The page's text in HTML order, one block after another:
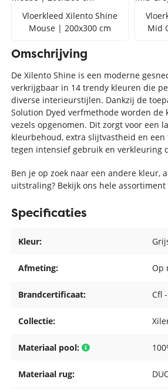
Vloerkleed Xilento Shine
Mouse | 200x300 cm
Mid
Omschrijving
De Xilento Shine is een moderne
verkrijgbaar in 14 trendy kleuren die
diverse interieurstijlen. Dankzij de
Solution Dyed verfmethode worden de
vezels opgenomen. Dit zorgt voor een
kleurbehoud, extra slijtvastheid en
tegen intensief gebruik en verkleuring
Ben je op zoek naar een andere kleur,
uitstraling? Bekijk ons hele
Specificaties
Kleur:
Afmeting: Op
Brandcertificaat: Cfl
Collectie:
Materiaal pool:
Materiaal rug: